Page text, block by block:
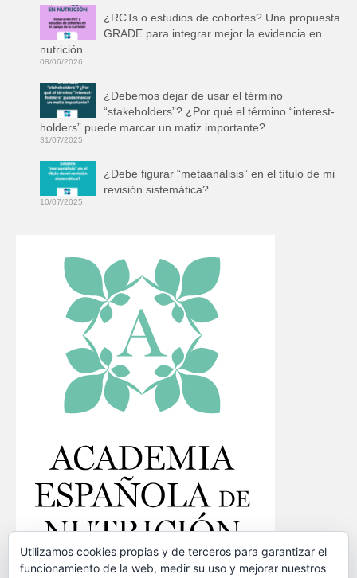
¿RCTs o estudios de cohortes? Una propuesta
GRADE para integrar mejor la evidencia en
nutrición
08/06/2026
¿Debemos dejar de usar el término
“stakeholders”? ¿Por qué el término “interest-
holders” puede marcar un matiz importante?
31/07/2025
¿Debe figurar “metaanálisis” en el título de mi
revisión sistemática?
10/07/2025
Utilizamos cookies propias y de terceros para garantizar el
funcionamiento de la web, medir su uso y mejorar nuestros